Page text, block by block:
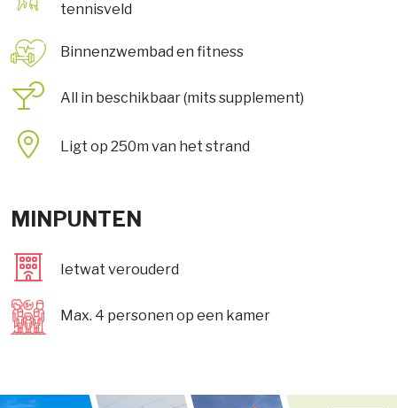
tennisveld
Binnenzwembad en fitness
All in beschikbaar (mits supplement)
Ligt op 250m van het strand
MINPUNTEN
Ietwat verouderd
Max. 4 personen op een kamer